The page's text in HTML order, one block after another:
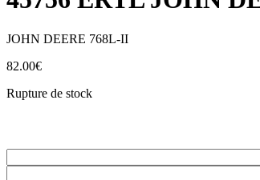
JOHN DEERE 768L-II
82.00€
Rupture de stock